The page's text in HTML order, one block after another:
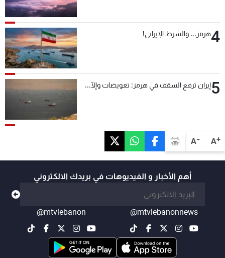
A+
A-
4هرمز... والشرط الإيراني!
5إيران ترفع السقف في هرمز: تعويضات وإلّا...
أهم الأخبار و الفيديوهات في بريدك الالكتروني
@mtvlebanonnews
@mtvlebanon